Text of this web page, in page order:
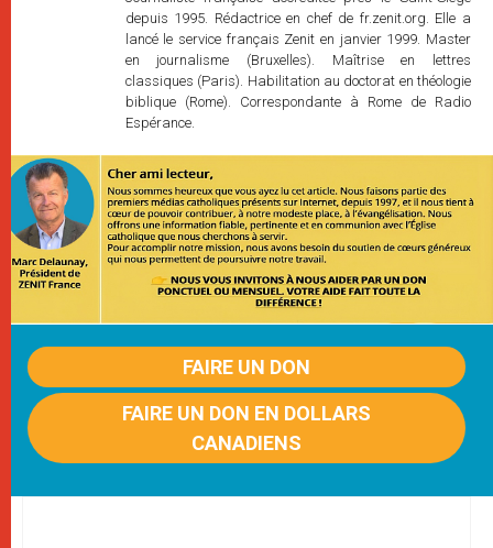
depuis 1995. Rédactrice en chef de fr.zenit.org. Elle a
lancé le service français Zenit en janvier 1999. Master
en journalisme (Bruxelles). Maîtrise en lettres
classiques (Paris). Habilitation au doctorat en théologie
biblique (Rome). Correspondante à Rome de Radio
Espérance.
FAIRE UN DON
FAIRE UN DON EN DOLLARS
CANADIENS